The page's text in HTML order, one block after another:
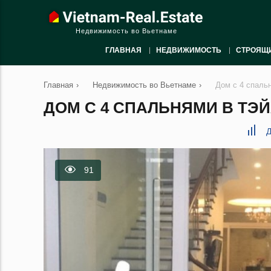
Недвижимость во Вьетнаме
ГЛАВНАЯ НЕДВИЖИМОСТЬ
Главная › Недвижимость во Вьетнаме › Дом с 4
ДОМ С 4 СПАЛЬНЯМИ В
91